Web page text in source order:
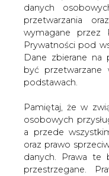
danych
przetwarzania
wymagane przez
Prywatności pod
Dane zbierane na
być przetwarzane
podstawach.
Pamiętaj, że w
osobowych
a przede
oraz prawo
danych. Prawa te
przestrzegane.
Konsultacje